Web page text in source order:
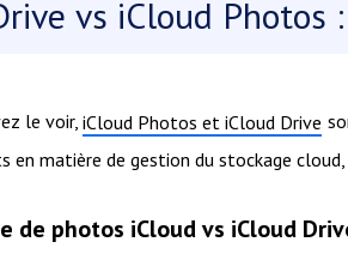
vs iCloud Photos
le voir,iCloud Photos et iCloud Drive
matière de gestion du stockage
de photos iCloud vs iCloud